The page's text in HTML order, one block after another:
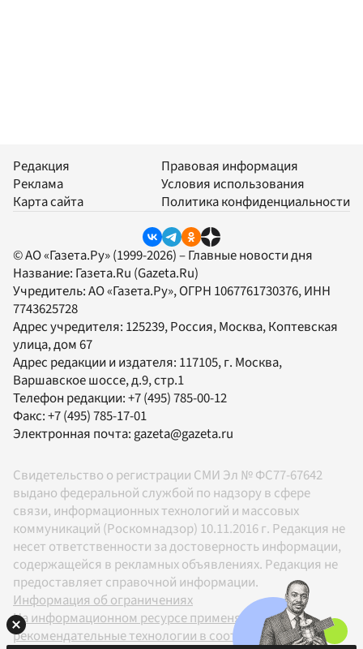
Редакция
Реклама
Карта сайта
Правовая информация
Условия использования
Политика конфиденциальности
© АО «Газета.Ру» (1999-2026) – Главные новости дня
Название: Газета.Ru (Gazeta.Ru)
Учредитель:АО «Газета.Ру», ОГРН 1067761730376, ИНН
7743625728
Адрес учредителя: 125239, Россия, Москва, Коптевская
улица, дом 67
Адрес редакции и издателя: 117105, г. Москва,
Варшавское шоссе, д.9, стр.1
Телефон редакции:+7 (495) 785-00-12
Факс:+7 (495) 785-17-01
Электронная почта:gazeta@gazeta.ru
Свидетельство о регистрации СМИ Эл № ФС77-67642
выдано федеральной службой по надзору в сфере
связи, информационных технологий и массовых
коммуникаций (Роскомнадзор) 10.11.2016 г. Редакция не
несет ответственности за достоверность информации,
содержащейся в рекламных объявлениях. Редакция не
предоставляет справочной информации.
Информация об ограничениях
На информационном ресурсе применяются
рекомендательные технологии в соответствии с